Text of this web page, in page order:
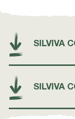
SILVIVA
SILVIVA